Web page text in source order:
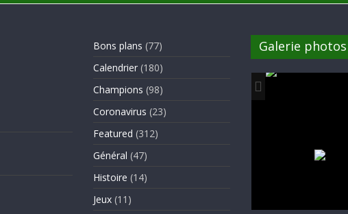
Bons plans (77)
Calendrier (180)
Champions (98)
Coronavirus (23)
Featured (312)
Général (47)
Histoire (14)
Jeux (11)
Galerie photos